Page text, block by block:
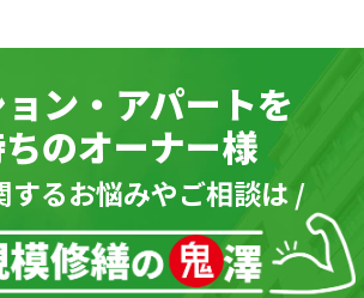
ン・アパートを
のオーナー様
するお悩みやご相談は /